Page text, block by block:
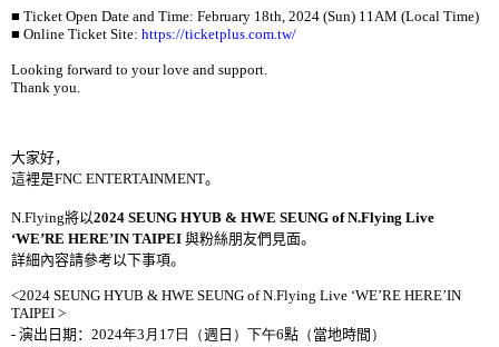
■ Ticket Open Date and Time: February 18th, 2024 (Sun) 11AM (Local Time)
■ Online Ticket Site: https://ticketplus.com.tw/
Looking forward to your love and support.
Thank you.
大家好，
這裡是FNC ENTERTAINMENT。
N.Flying將以2024 SEUNG HYUB & HWE SEUNG of N.Flying Live
‘WE’RE HERE’IN TAIPEI 與粉絲朋友們見面。
詳細內容請參考以下事項。
<2024 SEUNG HYUB & HWE SEUNG of N.Flying Live ‘WE’RE HERE’IN
TAIPEI >
- 演出日期： 2024年3 月 17 日（週日 ）下午6點 （ 當地時間 ）